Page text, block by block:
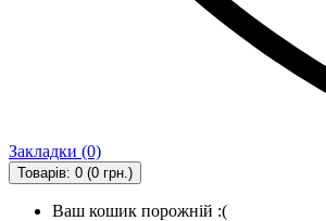
Закладки (0)
Товарів: 0 (0 грн.)
Ваш кошик порожній :(